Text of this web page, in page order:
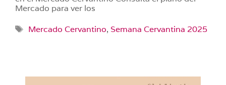
Mercado para ver los
Etiquetas
Mercado Cervantino, Semana Cervantina 2025